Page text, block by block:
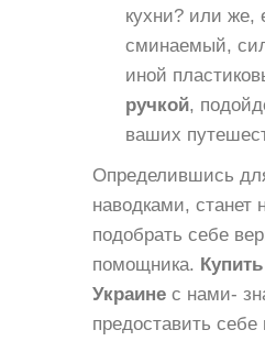
кухни? или же,
сминаемый,
иной
ручкой,
ваших
Определившись
наводками, станет
подобрать себе
помощника.
Украине с нами-
предоставить